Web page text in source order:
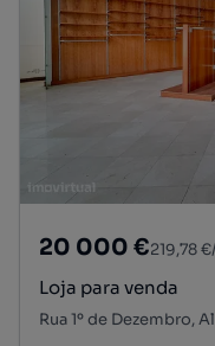
20 000 €219,78
Loja para venda